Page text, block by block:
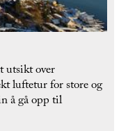
utsikt over
luftetur for store og
å gå opp til